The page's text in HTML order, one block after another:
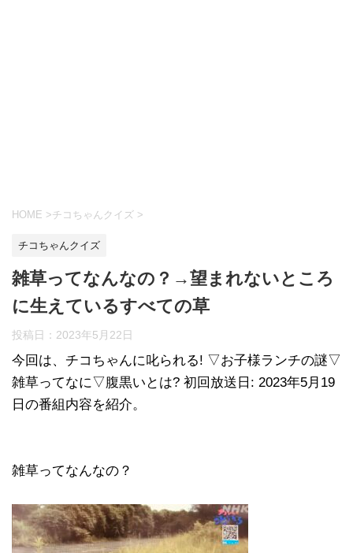
HOME >チコちゃんクイズ >
チコちゃんクイズ
雑草ってなんなの？→望まれないところ
に生えているすべての草
投稿日： 2023年5月22日
今回は、チコちゃんに叱られる! ▽お子様ランチの謎▽
雑草ってなに▽腹黒いとは? 初回放送日: 2023年5月19
日の番組内容を紹介。
雑草ってなんなの？